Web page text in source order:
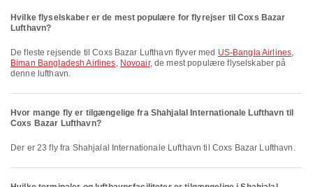
Hvilke flyselskaber er de mest populære for flyrejser til Coxs Bazar
Lufthavn?
De fleste rejsende til Coxs Bazar Lufthavn flyver med US-Bangla Airlines,
Biman Bangladesh Airlines, Novoair, de mest populære flyselskaber på
denne lufthavn.
Hvor mange fly er tilgængelige fra Shahjalal Internationale Lufthavn til
Coxs Bazar Lufthavn?
Der er 23 fly fra Shahjalal Internationale Lufthavn til Coxs Bazar Lufthavn.